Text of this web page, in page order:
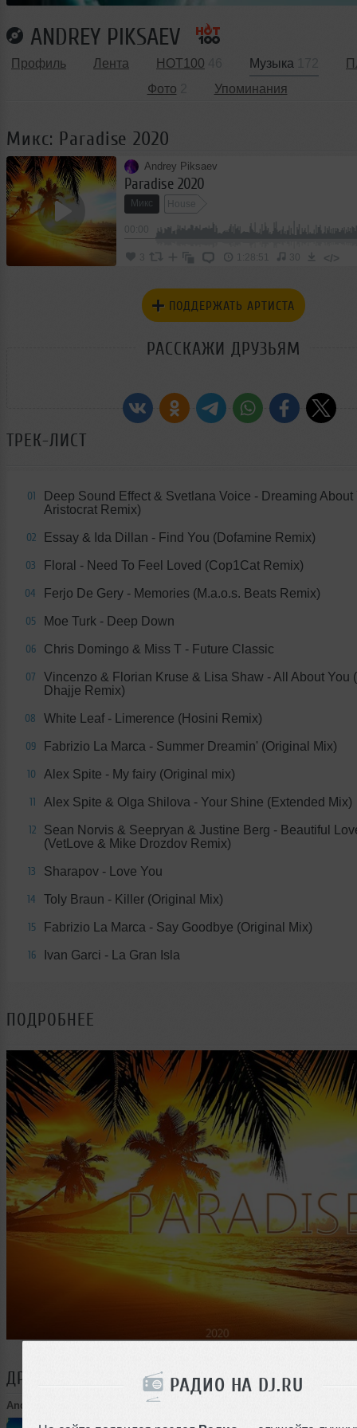
РАДИО НА DJ.RU
ANDREY PIKSAEV
Профиль Лента HOT100 Музыка
Фото
Упоминания
Микс: Paradise 2020
Andrey Piksaev
Paradise 2020
Микс House
3 1:28:51 30 </>
ПОДДЕРЖАТЬ АРТИСТА
РАССКАЖИ ДРУЗЬЯМ
ТРЕК-ЛИСТ
01
Deep Sound Effect & Svetlana Voice - Dreaming About
Aristocrat Remix)
02 Essay & Ida Dillan - Find You (Dofamine Remix)
03 Floral - Need To Feel Loved (Cop1Cat Remix)
04 Ferjo De Gery - Memories (M.a.o.s. Beats Remix)
05 Moe Turk - Deep Down
06 Chris Domingo & Miss T - Future Classic
07
Vincenzo & Florian Kruse & Lisa Shaw - All About You
Dhajje Remix)
08 White Leaf - Limerence (Hosini Remix)
09 Fabrizio La Marca - Summer Dreamin' (Original Mix)
10 Alex Spite - My fairy (Original mix)
11 Alex Spite & Olga Shilova - Your Shine (Extended Mix)
12
Sean Norvis & Seepryan & Justine Berg - Beautiful
(VetLove & Mike Drozdov Remix)
13 Sharapov - Love You
14 Toly Braun - Killer (Original Mix)
15 Fabrizio La Marca - Say Goodbye (Original Mix)
16 Ivan Garci - La Gran Isla
ПОДРОБНЕЕ
ДРУГИЕ ТРЕКИ ANDREY PIKSAEV
Andrey Piksaev Meet the sun (mix 2025)